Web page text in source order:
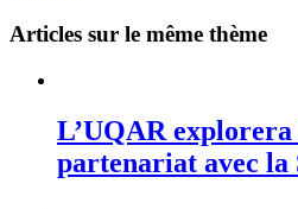
Articles sur le même thème
L’UQAR
partenariat avec la